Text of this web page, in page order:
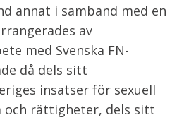
annat i samband med en
av
med Svenska FN-
då dels sitt
insatser för sexuell
och rättigheter, dels sitt